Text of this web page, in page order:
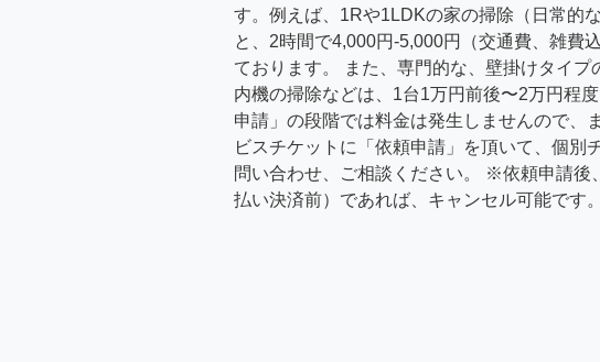
す。例えば、1Rや1LDKの家の掃除（日常的
と、2時間で4,000円-5,000円（交通費、雑費
ております。 また、専門的な、壁掛けタイプ
内機の掃除などは、1台1万円前後〜2万円程
申請」の段階では料金は発生しませんので、
ビスチケットに「依頼申請」を頂いて、個別
問い合わせ、ご相談ください。 ※依頼申請後
払い決済前）であれば、キャンセル可能です。